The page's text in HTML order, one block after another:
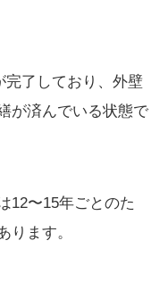
完了しており、外壁
が済んでいる状態で
12〜15年ごとのた
ります。